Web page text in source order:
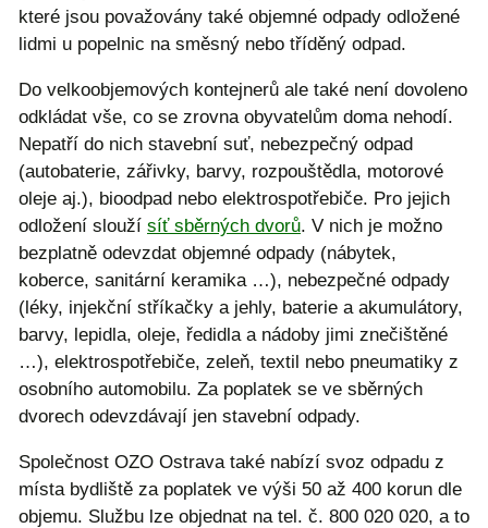
které jsou považovány také objemné odpady odložené
lidmi u popelnic na směsný nebo tříděný odpad.
Do velkoobjemových kontejnerů ale také není dovoleno
odkládat vše, co se zrovna obyvatelům doma nehodí.
Nepatří do nich stavební suť, nebezpečný odpad
(autobaterie, zářivky, barvy, rozpouštědla, motorové
oleje aj.), bioodpad nebo elektrospotřebiče. Pro jejich
odložení slouží síť sběrných dvorů. V nich je možno
bezplatně odevzdat objemné odpady (nábytek,
koberce, sanitární keramika …), nebezpečné odpady
(léky, injekční stříkačky a jehly, baterie a akumulátory,
barvy, lepidla, oleje, ředidla a nádoby jimi znečištěné
…), elektrospotřebiče, zeleň, textil nebo pneumatiky z
osobního automobilu. Za poplatek se ve sběrných
dvorech odevzdávají jen stavební odpady.
Společnost OZO Ostrava také nabízí svoz odpadu z
místa bydliště za poplatek ve výši 50 až 400 korun dle
objemu. Službu lze objednat na tel. č. 800 020 020, a to